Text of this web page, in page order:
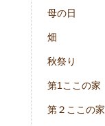
母の日
畑
秋祭り
第1ここの家
第２ここの家